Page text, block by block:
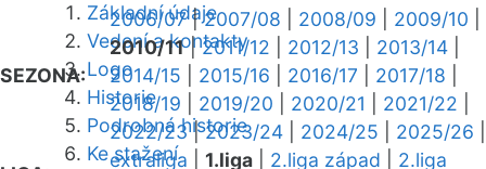
Základní údaje
Vedení a kontakty
Logo
Historie
Podrobná historie
Ke stažení
SEZONA:
2006/07|2007/08 2008/09 2009/10
2010/11|2011/12 2012/13 2013/14
2014/15
2015/16 2016/17 2017/18
2018/19
2019/20 2020/21 2021/22
2022/23|2023/24 2024/25 2025/26
extraliga 1.liga 2.liga západ
2.liga